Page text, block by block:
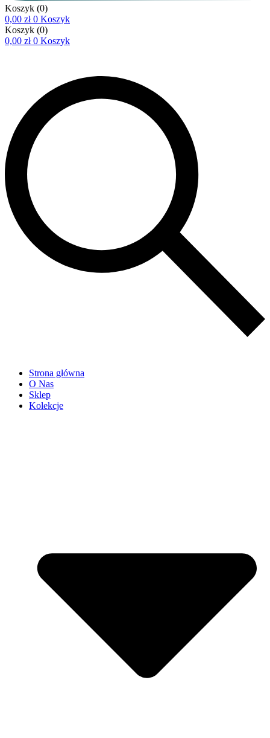
Koszyk (0)
0,00 zł 0 Koszyk
Koszyk (0)
0,00 zł 0 Koszyk
Strona główna
O Nas
Sklep
Kolekcje